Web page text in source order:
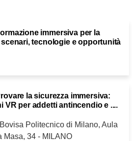
immersiva per la
tecnologie e opportunità
la sicurezza immersiva:
VR per addetti antincendio e ....
Politecnico di Milano, Aula
Masa, 34 - MILANO